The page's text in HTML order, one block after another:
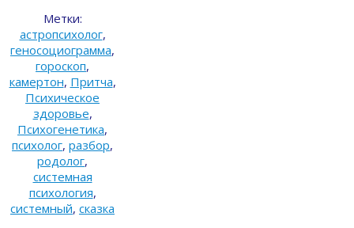
Метки:
астропсихолог,
геносоциограмма,
гороскоп,
камертон, Притча,
Психическое
здоровье,
Психогенетика,
психолог, разбор,
родолог,
системная
психология,
системный, сказка